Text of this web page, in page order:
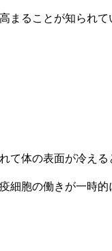
まることが知られて
て体の表面が冷え
細胞の働きが一時的